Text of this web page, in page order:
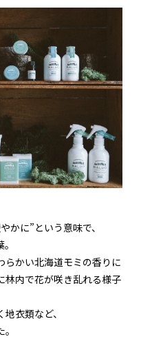
かに”という意味で、
らかい北海道モミの香りに
林内で花が咲き乱れる様子
衣類など、